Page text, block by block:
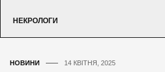
НЕКРОЛОГИ
НОВИНИ 14 КВІТНЯ, 2025